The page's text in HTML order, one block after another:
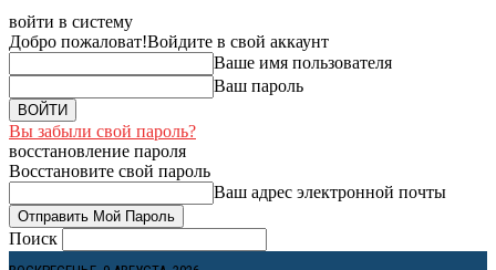
войти в систему
Добро пожаловат!Войдите в свой аккаунт
Ваше имя пользователя
Ваш пароль
Вы забыли свой пароль?
восстановление пароля
Восстановите свой пароль
Ваш адрес электронной почты
Поиск